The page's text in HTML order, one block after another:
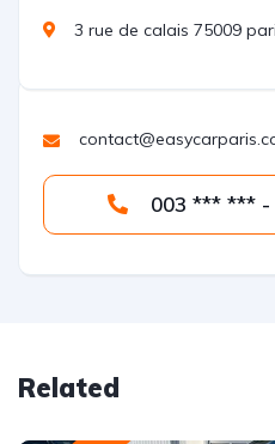
3 rue de calais 75009
Related